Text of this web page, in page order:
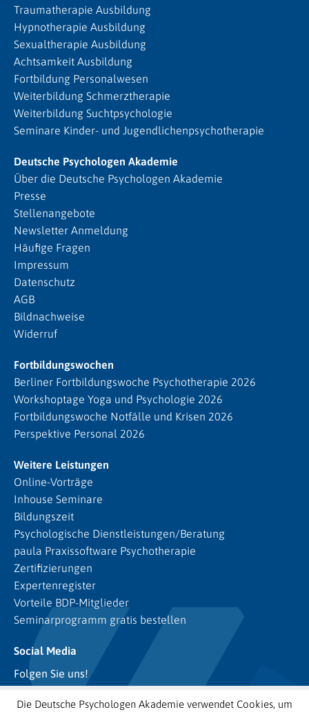
Traumatherapie Ausbildung
Hypnotherapie Ausbildung
Sexualtherapie Ausbildung
Achtsamkeit Ausbildung
Fortbildung Personalwesen
Weiterbildung Schmerztherapie
Weiterbildung Suchtpsychologie
Seminare Kinder- und Jugendlichenpsychotherapie
Deutsche Psychologen Akademie
Über die Deutsche Psychologen Akademie
Presse
Stellenangebote
Newsletter Anmeldung
Häufige Fragen
Impressum
Datenschutz
AGB
Bildnachweise
Widerruf
Fortbildungswochen
Berliner Fortbildungswoche Psychotherapie 2026
Workshoptage Yoga und Psychologie 2026
Fortbildungswoche Notfälle und Krisen 2026
Perspektive Personal 2026
Weitere Leistungen
Online-Vorträge
Inhouse Seminare
Bildungszeit
Psychologische Dienstleistungen/Beratung
paula Praxissoftware Psychotherapie
Zertifizierungen
Expertenregister
Vorteile BDP-Mitglieder
Seminarprogramm gratis bestellen
Social Media
Folgen Sie uns!
Die Deutsche Psychologen Akademie verwendet Cookies, um